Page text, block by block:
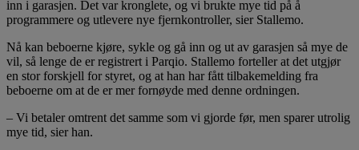
inn i garasjen. Det var kronglete, og vi brukte mye tid på å
programmere og utlevere nye fjernkontroller, sier Stallemo.
Nå kan beboerne kjøre, sykle og gå inn og ut av garasjen så mye de
vil, så lenge de er registrert i Parqio. Stallemo forteller at det utgjør
en stor forskjell for styret, og at han har fått tilbakemelding fra
beboerne om at de er mer fornøyde med denne ordningen.
– Vi betaler omtrent det samme som vi gjorde før, men sparer utrolig
mye tid, sier han.